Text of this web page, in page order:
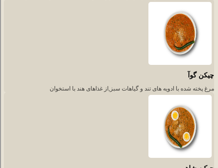
چیکن گوآ
مرغ پخته شده با ادویه های تند و گیاهات سبز,از غذاهای هند با استخوان